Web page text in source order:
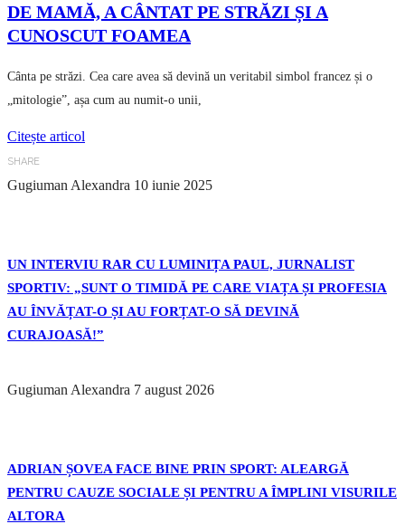
DE MAMĂ, A CÂNTAT PE STRĂZI ȘI A
CUNOSCUT FOAMEA
Cânta pe străzi. Cea care avea să devină un veritabil simbol francez și o
„mitologie”, așa cum au numit-o unii,
Citește articol
SHARE
Gugiuman Alexandra 10 iunie 2025
UN INTERVIU RAR CU LUMINIȚA PAUL, JURNALIST
SPORTIV: „SUNT O TIMIDĂ PE CARE VIAȚA ȘI PROFESIA
AU ÎNVĂȚAT-O ȘI AU FORȚAT-O SĂ DEVINĂ
CURAJOASĂ!”
Gugiuman Alexandra 7 august 2026
ADRIAN ȘOVEA FACE BINE PRIN SPORT: ALEARGĂ
PENTRU CAUZE SOCIALE ȘI PENTRU A ÎMPLINI VISURILE
ALTORA